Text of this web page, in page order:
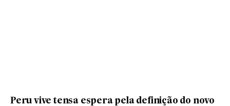
Peru vive tensa espera pela definição do novo